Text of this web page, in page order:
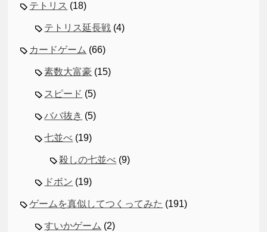
テトリス (18)
テトリス延長戦 (4)
カードゲーム (66)
素数大富豪 (15)
スピード (5)
ババ抜き (5)
七並べ (19)
殺しの七並べ (9)
ドボン (19)
ゲームを真似してつくってみた (191)
すいかゲーム (2)